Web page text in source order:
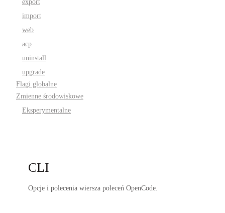
export
import
web
acp
uninstall
upgrade
Flagi globalne
Zmienne środowiskowe
Eksperymentalne
CLI
Opcje i polecenia wiersza poleceń OpenCode.